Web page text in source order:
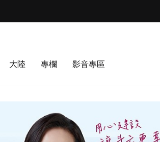
大陸 專欄 影音專區